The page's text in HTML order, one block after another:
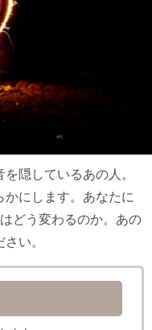
隠しているあの人。
にします。あなたに
どう変わるのか。あの
い。